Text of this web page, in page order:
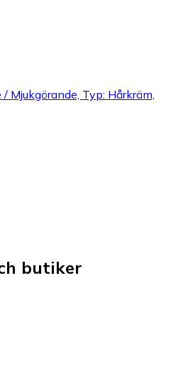
Mjukgörande, Typ: Hårkräm,
butiker